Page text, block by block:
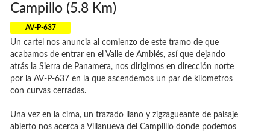
Campillo (5.8 Km)
AV-P-637
Un cartel nos anuncia al comienzo de este tramo de que
acabamos de entrar en el Valle de Amblés, así que dejando
atrás la Sierra de Panamera, nos dirigimos en dirección norte
por la AV-P-637 en la que ascendemos un par de kilometros
con curvas cerradas.
Una vez en la cima, un trazado llano y zigzagueante de paisaje
abierto nos acerca a Villanueva del Camplillo donde podemos